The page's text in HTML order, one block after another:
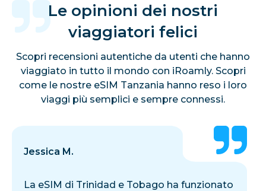
Le opinioni dei nostri
viaggiatori felici
Scopri recensioni autentiche da utenti che hanno
viaggiato in tutto il mondo con iRoamly. Scopri
come le nostre eSIM Tanzania hanno reso i loro
viaggi più semplici e sempre connessi.
Jessica M.
La eSIM di Trinidad e Tobago ha funzionato